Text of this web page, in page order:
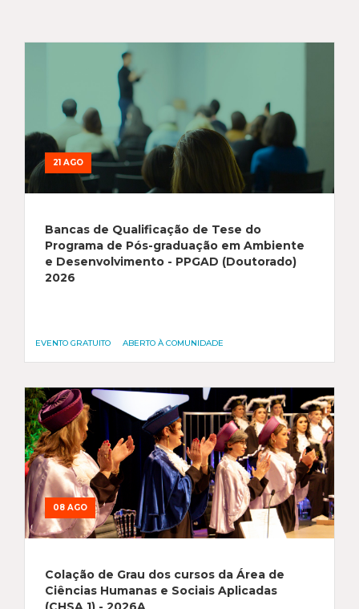
21 AGO
Bancas de Qualificação de Tese do
Programa de Pós-graduação em Ambiente
e Desenvolvimento - PPGAD (Doutorado)
2026
EVENTO GRATUITO ABERTO À COMUNIDADE
08 AGO
Colação de Grau dos cursos da Área de
Ciências Humanas e Sociais Aplicadas